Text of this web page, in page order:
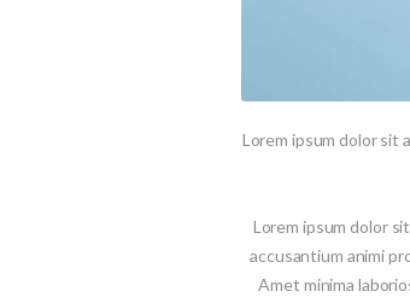
Lorem ipsum dolor sit
Lorem ipsum dolor
accusantium animi
Amet minima